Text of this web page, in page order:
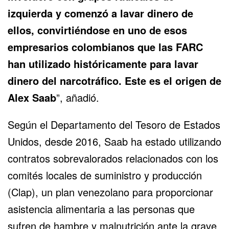
izquierda y comenzó a lavar dinero de
ellos, convirtiéndose en uno de esos
empresarios colombianos que las FARC
han utilizado históricamente para lavar
dinero del narcotráfico. Este es el origen de
Alex Saab”, añadió.
Según el Departamento del Tesoro de Estados
Unidos, desde 2016, Saab ha estado utilizando
contratos sobrevalorados relacionados con los
comités locales de suministro y producción
(Clap), un plan venezolano para proporcionar
asistencia alimentaria a las personas que
sufren de hambre y malnutrición ante la grave